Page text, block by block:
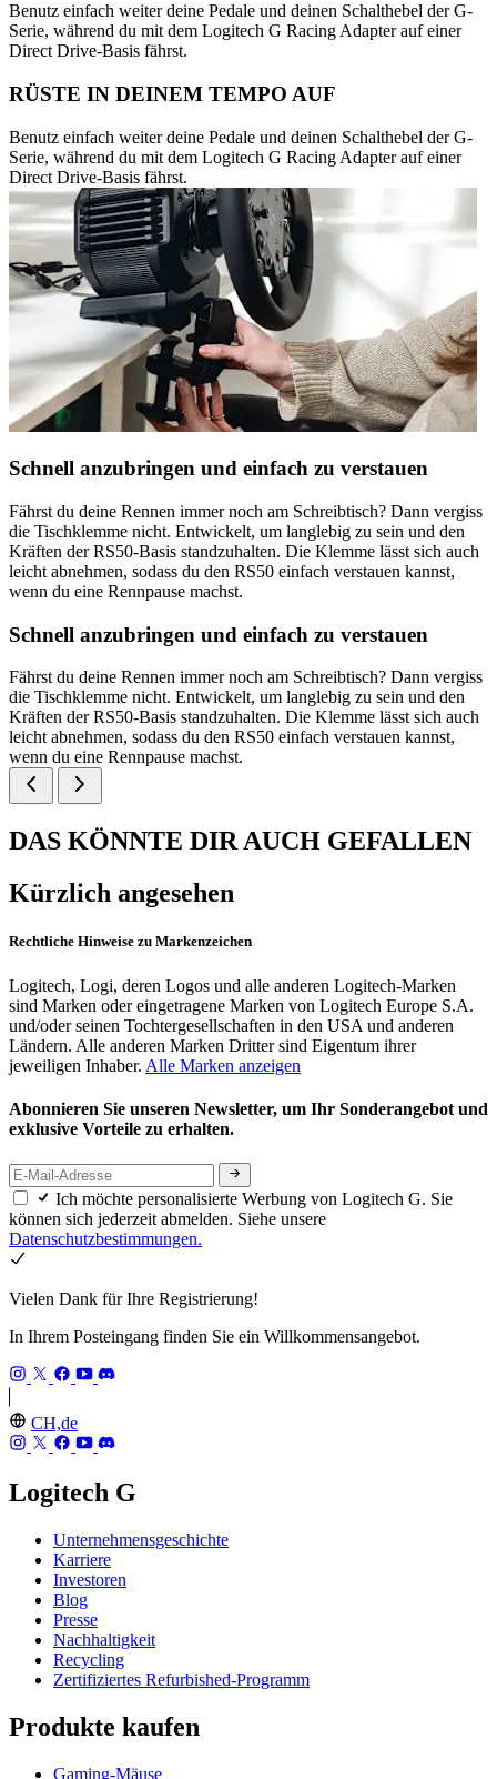
Benutz einfach weiter deine Pedale und deinen Schalthebel der G-
Serie, während du mit dem Logitech G Racing Adapter auf einer
Direct Drive-Basis fährst.
RÜSTE IN DEINEM TEMPO AUF
Benutz einfach weiter deine Pedale und deinen Schalthebel der G-
Serie, während du mit dem Logitech G Racing Adapter auf einer
Direct Drive-Basis fährst.
Schnell anzubringen und einfach zu verstauen
Fährst du deine Rennen immer noch am Schreibtisch? Dann vergiss
die Tischklemme nicht. Entwickelt, um langlebig zu sein und den
Kräften der RS50-Basis standzuhalten. Die Klemme lässt sich auch
leicht abnehmen, sodass du den RS50 einfach verstauen kannst,
wenn du eine Rennpause machst.
Schnell anzubringen und einfach zu verstauen
Fährst du deine Rennen immer noch am Schreibtisch? Dann vergiss
die Tischklemme nicht. Entwickelt, um langlebig zu sein und den
Kräften der RS50-Basis standzuhalten. Die Klemme lässt sich auch
leicht abnehmen, sodass du den RS50 einfach verstauen kannst,
wenn du eine Rennpause machst.
DAS KÖNNTE DIR AUCH GEFALLEN
Kürzlich angesehen
Rechtliche Hinweise zu Markenzeichen
Logitech, Logi, deren Logos und alle anderen Logitech-Marken
sind Marken oder eingetragene Marken von Logitech Europe S.A.
und/oder seinen Tochtergesellschaften in den USA und anderen
Ländern. Alle anderen Marken Dritter sind Eigentum ihrer
jeweiligen Inhaber. Alle Marken anzeigen
Abonnieren Sie unseren Newsletter, um Ihr Sonderangebot und
exklusive Vorteile zu erhalten.
Ich möchte personalisierte Werbung von Logitech G. Sie
können sich jederzeit abmelden. Siehe unsere
Datenschutzbestimmungen.
Vielen Dank für Ihre Registrierung!
In Ihrem Posteingang finden Sie ein Willkommensangebot.
CH,de
Logitech G
Unternehmensgeschichte
Karriere
Investoren
Blog
Presse
Nachhaltigkeit
Recycling
Zertifiziertes Refurbished-Programm
Produkte kaufen
Gaming-Mäuse